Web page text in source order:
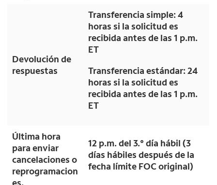
Devolución de
respuestas
Transferencia simple: 4
horas si la solicitud es
recibida antes de las 1 p.m.
ET
Transferencia estándar: 24
horas si la solicitud es
recibida antes de las 1 p.m.
ET
Última hora
para enviar
cancelaciones o
reprogramacion
es.
12 p.m. del 3.° día hábil (3
días hábiles después de la
fecha límite FOC original)